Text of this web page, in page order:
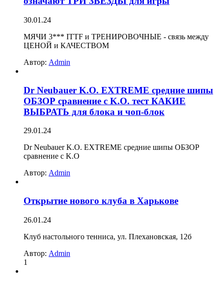
30.01.24
МЯЧИ 3*** ITTF и ТРЕНИРОВОЧНЫЕ - связь между
ЦЕНОЙ и КАЧЕСТВОМ
Автор: Admin
Dr Neubauer K.O. EXTREME средние шипы
ОБЗОР сравнение с K.O. тест КАКИЕ
ВЫБРАТЬ для блока и чоп-блок
29.01.24
Dr Neubauer K.O. EXTREME средние шипы ОБЗОР
сравнение с K.O
Автор: Admin
Открытие нового клуба в Харькове
26.01.24
Клуб настольного тенниса, ул. Плехановская, 12б
Автор: Admin
1